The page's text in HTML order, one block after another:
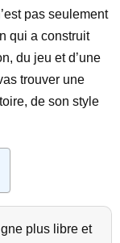
pas seulement
qui a construit
du jeu et d’une
trouver une
de son style
plus libre et